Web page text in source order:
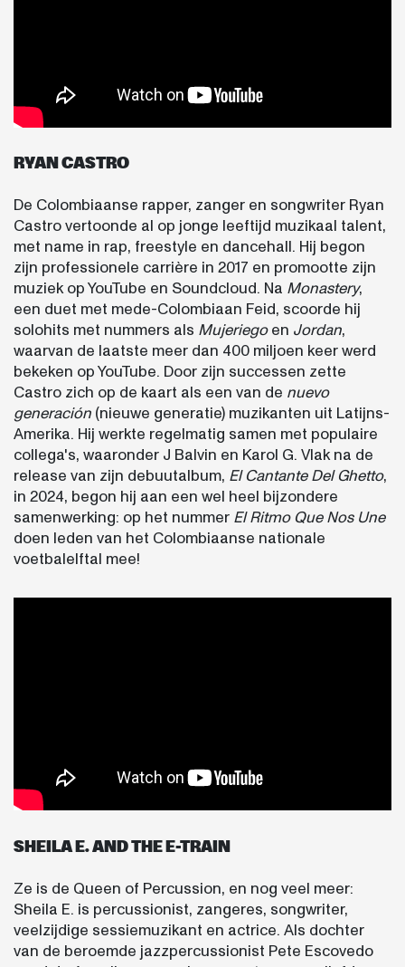
RYAN CASTRO
De Colombiaanse rapper, zanger en songwriter Ryan
Castro vertoonde al op jonge leeftijd muzikaal talent,
met name in rap, freestyle en dancehall. Hij begon
zijn professionele carrière in 2017 en promootte zijn
muziek op YouTube en Soundcloud. Na Monastery,
een duet met mede-Colombiaan Feid, scoorde hij
solohits met nummers als Mujeriegoen Jordan,
waarvan de laatste meer dan 400 miljoen keer werd
bekeken op YouTube. Door zijn successen zette
Castro zich op de kaart als een van de nuevo
generación (nieuwe generatie) muzikanten uit Latijns-
Amerika. Hij werkte regelmatig samen met populaire
collega's, waaronder J Balvin en Karol G. Vlak na de
release van zijn debuutalbum, El Cantante Del Ghetto,
in 2024, begon hij aan een wel heel bijzondere
samenwerking: op het nummer El Ritmo Que Nos Une
doen leden van het Colombiaanse nationale
voetbalelftal mee!
SHEILA E. AND THE E-TRAIN
Ze is de Queen of Percussion, en nog veel meer:
Sheila E. is percussionist, zangeres, songwriter,
veelzijdige sessiemuzikant en actrice. Als dochter
van de beroemde jazzpercussionist Pete Escovedo